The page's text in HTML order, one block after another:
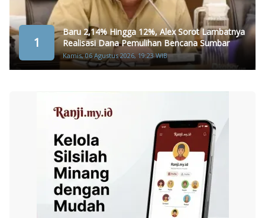
1
Baru 2,14% Hingga 12%, Alex Sorot Lambatnya
Realisasi Dana Pemulihan Bencana Sumbar
Kamis, 06 Agustus 2026, 19:23 WIB